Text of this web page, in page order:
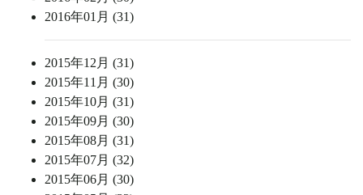
2016年01月 (31)
2015年12月 (31)
2015年11月 (30)
2015年10月 (31)
2015年09月 (30)
2015年08月 (31)
2015年07月 (32)
2015年06月 (30)